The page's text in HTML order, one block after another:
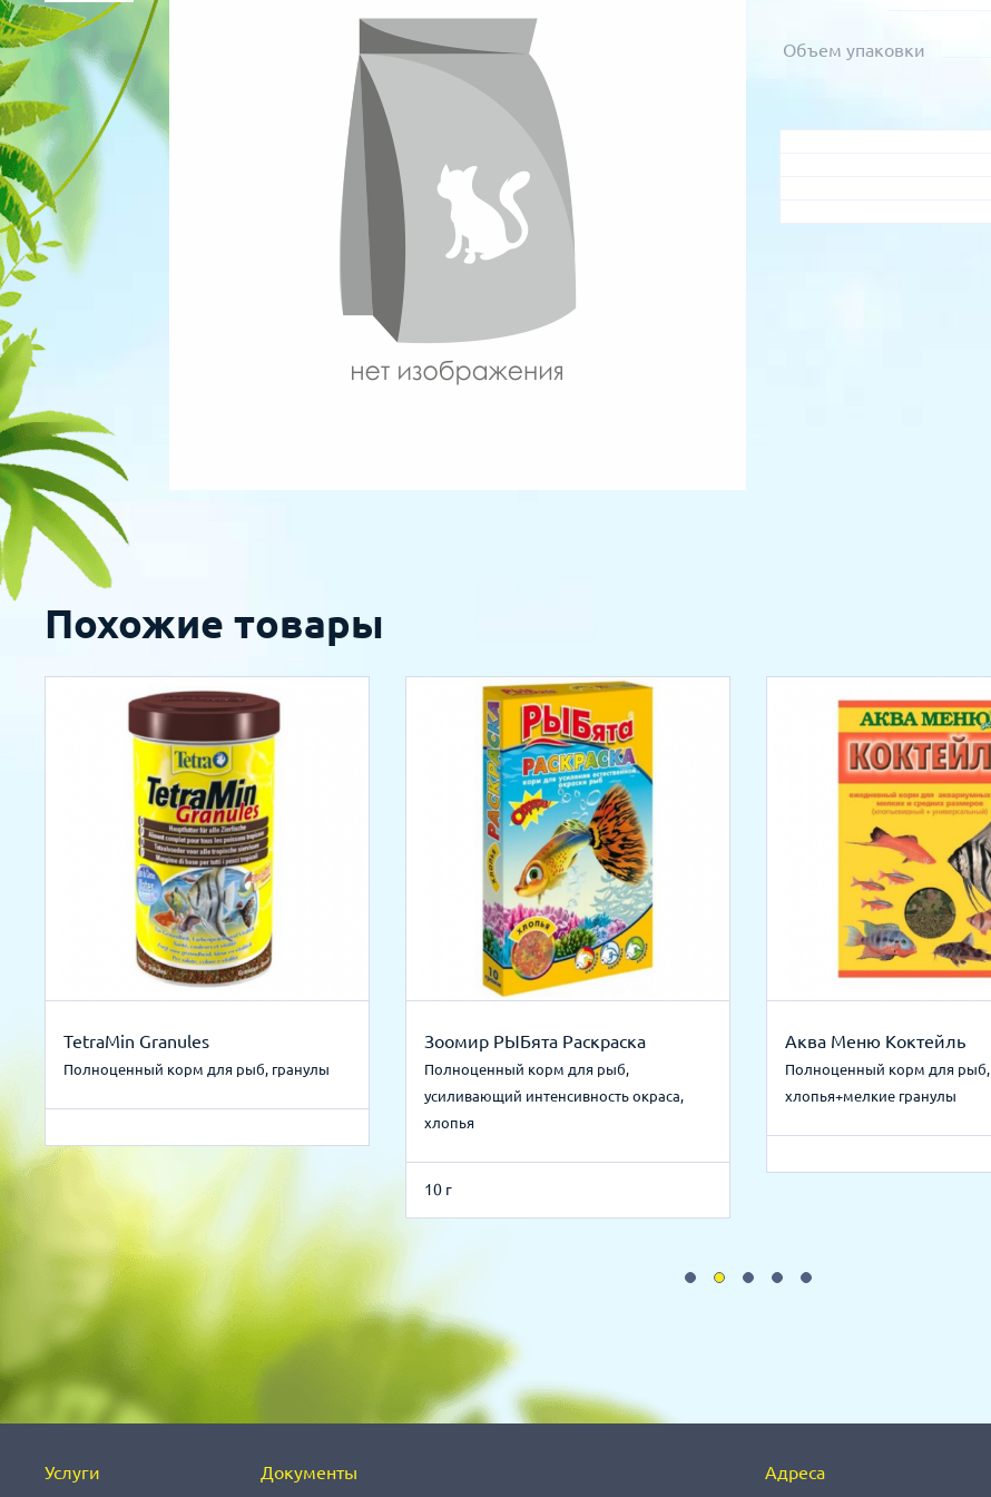
Для рыбок
Для рептилий Обследование
Лаборатория
Стоматология
Объем упаковки
Похожие товары
TetraMin Granules
Полноценный корм для рыб, гранулы
Зоомир РЫБята Раскраска
Полноценный корм для рыб,
усиливающий интенсивность окраса,
хлопья
10 г
Аква Меню Коктейль
Полноценный корм для рыб,
хлопья+мелкие гранулы
Услуги Документы Адреса